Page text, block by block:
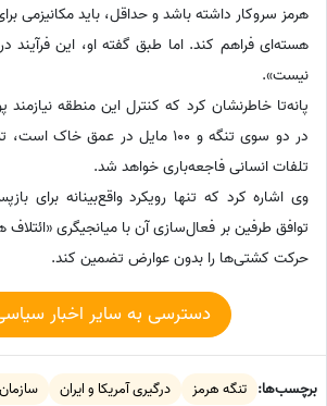
هرمز سروکار داشته باشد و حداقل، باید مکانیزمی
هسته‌ای فراهم کند. اما طبق گفته او، این
نیست».
در دو سوی تنگه و 100 مایل در عمق
تلفات انسانی فاجعه‌باری خواهد شد.
وی اشاره کرد که تنها رویکرد واقع‌بینانه برای
توافق طرفین بر فعال‌سازی آن با میانجیگری
حرکت کشتی‌ها را بدون عوارض تضمین کند.
دسترسی به سایر اخبار
برچسب‌ها: تنگه هرمز درگیری آمریکا و ایران